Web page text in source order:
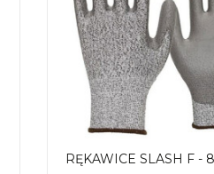
RĘKAWICE SLASH F - 8